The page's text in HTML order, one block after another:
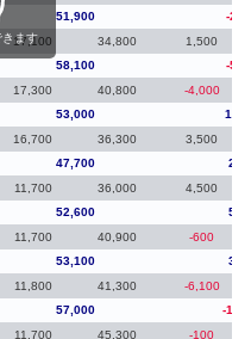
51,900
-
17,100 34,800 1,500
58,100
-
17,300 40,800 -4,000
53,000
16,700 36,300 3,500
47,700
11,700 36,000 4,500
52,600
11,700 40,900 -600
53,100
11,800 41,300 -6,100
57,000
-
11,700 45,300 -100
きます